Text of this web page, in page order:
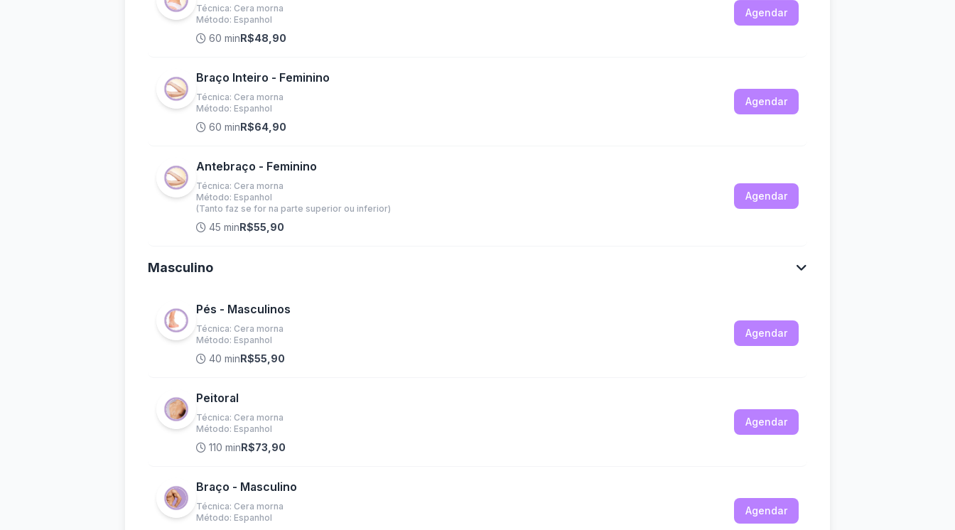
Técnica: Cera morna
Método: Espanhol
60 minR$48,90
Agendar
Braço Inteiro - Feminino
Técnica: Cera morna
Método: Espanhol
60 minR$64,90
Agendar
Antebraço - Feminino
Técnica: Cera morna
Método: Espanhol
(Tanto faz se for na parte superior ou inferior)
45 minR$55,90
Agendar
Masculino
Pés - Masculinos
Técnica: Cera morna
Método: Espanhol
40 minR$55,90
Agendar
Peitoral
Técnica: Cera morna
Método: Espanhol
110 minR$73,90
Agendar
Braço - Masculino
Técnica: Cera morna
Método: Espanhol
Agendar